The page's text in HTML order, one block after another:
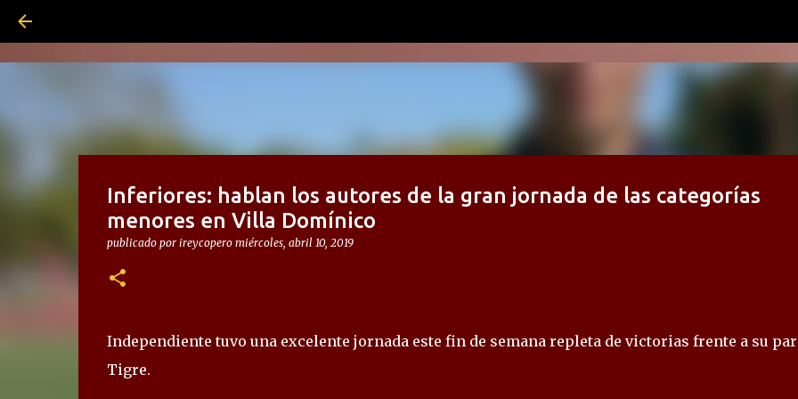
Inferiores: hablan los autores de la gran jornada de las categorías
menores en Villa Domínico
publicado por ireycopero miércoles, abril 10, 2019
Independiente tuvo una excelente jornada este fin de semana repleta de victorias frente a su
Tigre.